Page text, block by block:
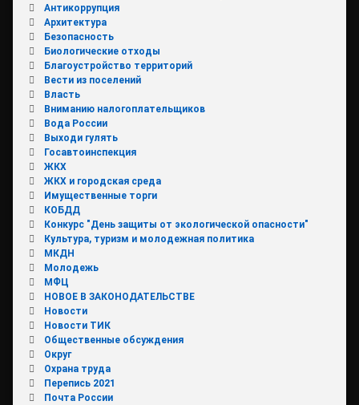
Антикоррупция
Архитектура
Безопасность
Биологические отходы
Благоустройство территорий
Вести из поселений
Власть
Вниманию налогоплательщиков
Вода России
Выходи гулять
Госавтоинспекция
ЖКХ
ЖКХ и городская среда
Имущественные торги
КОБДД
Конкурс "День защиты от экологической опасности"
Культура, туризм и молодежная политика
МКДН
Молодежь
МФЦ
НОВОЕ В ЗАКОНОДАТЕЛЬСТВЕ
Новости
Новости ТИК
Общественные обсуждения
Округ
Охрана труда
Перепись 2021
Почта России